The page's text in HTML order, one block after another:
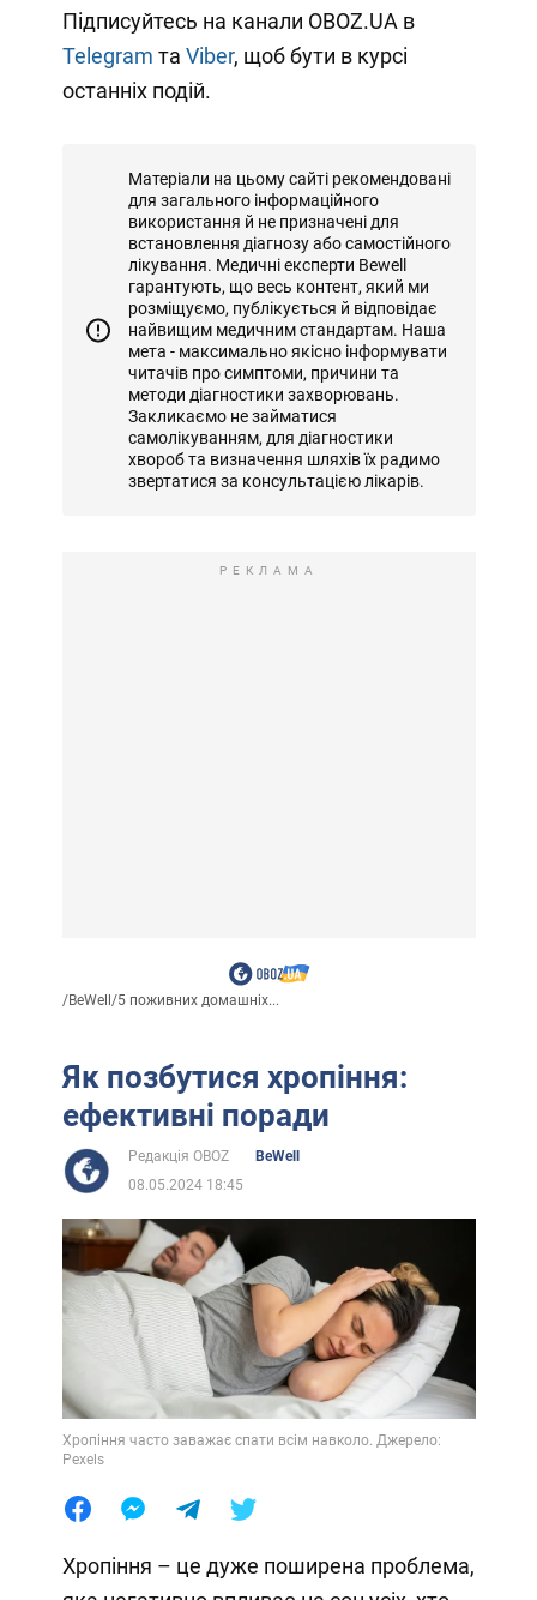
Підписуйтесь на канали OBOZ.UA в
Telegram та Viber, щоб бути в курсі
останніх подій.
Матеріали на цьому сайті рекомендовані
для загального інформаційного
використання й не призначені для
встановлення діагнозу або самостійного
лікування. Медичні експерти Bewell
гарантують, що весь контент, який ми
розміщуємо, публікується й відповідає
найвищим медичним стандартам. Наша
мета - максимально якісно інформувати
читачів про симптоми, причини та
методи діагностики захворювань.
Закликаємо не займатися
самолікуванням, для діагностики
хвороб та визначення шляхів їх радимо
звертатися за консультацією лікарів.
РЕКЛАМА
/BeWell /5 поживних домашніх...
Як позбутися хропіння:
ефективні поради
Редакція OBOZ
BeWell
08.05.2024 18:45
Хропіння часто заважає спати всім навколо. Джерело:
Pexels
Хропіння – це дуже поширена проблема,